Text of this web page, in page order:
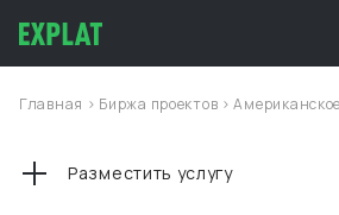
Главная > Биржа проектов >
Разместить услугу